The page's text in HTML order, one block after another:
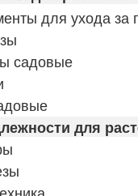
для ухода за
садовые
для